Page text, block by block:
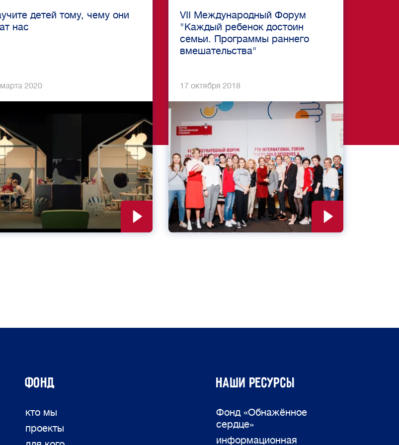
детей тому, чему они
нас
2020
VII Международный Форум
"Каждый ребенок достоин
семьи. Программы раннего
вмешательства"
17 октября 2018
ФОНД
кто мы
проекты
Наши ресурсы
Фонд «Обнажённое
сердце»
информационная